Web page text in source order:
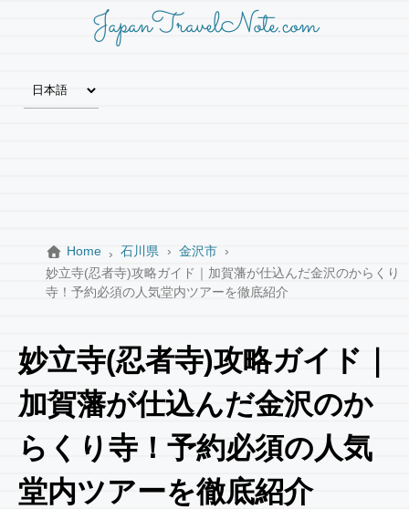
JapanTravelNote.com
Home 石川県
金沢市
妙立寺(忍者寺)攻略ガイド｜加賀藩が仕込んだ金沢のからくり
寺！予約必須の人気堂内ツアーを徹底紹介
妙立寺(忍者寺)攻略ガイド｜
加賀藩が仕込んだ金沢のか
らくり寺！予約必須の人気
堂内ツアーを徹底紹介